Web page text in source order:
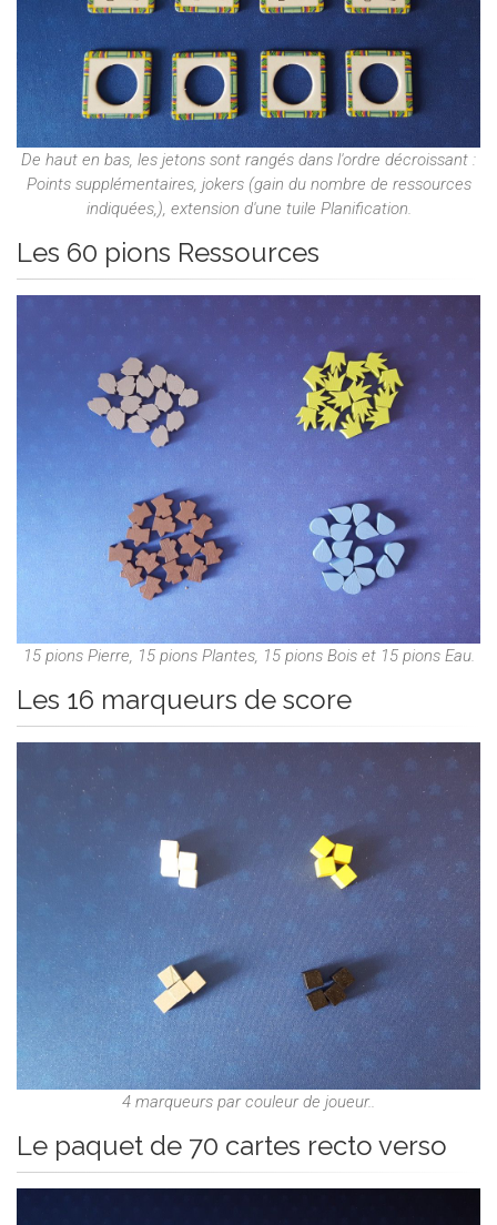
De haut en bas, les jetons sont rangés dans l'ordre décroissant :
Points supplémentaires, jokers (gain du nombre de ressources
indiquées,), extension d'une tuile Planification.
Les 60 pions Ressources
15 pions Pierre, 15 pions Plantes, 15 pions Bois et 15 pions Eau.
Les 16 marqueurs de score
4 marqueurs par couleur de joueur..
Le paquet de 70 cartes recto verso